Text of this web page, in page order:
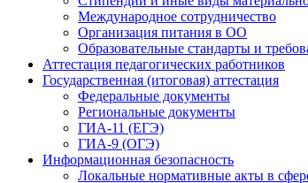
Международное сотрудничество
Организация питания в ОО
Образовательные стандарты и
Аттестация педагогических работников
Государственная (итоговая) аттестация
Федеральные документы
Региональные документы
ГИА-11 (ЕГЭ)
ГИА-9 (ОГЭ)
Информационная безопасность
Локальные нормативные акты в